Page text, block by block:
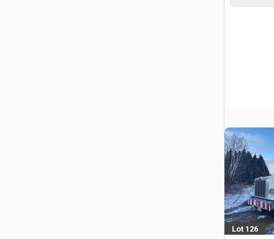
Lot 126